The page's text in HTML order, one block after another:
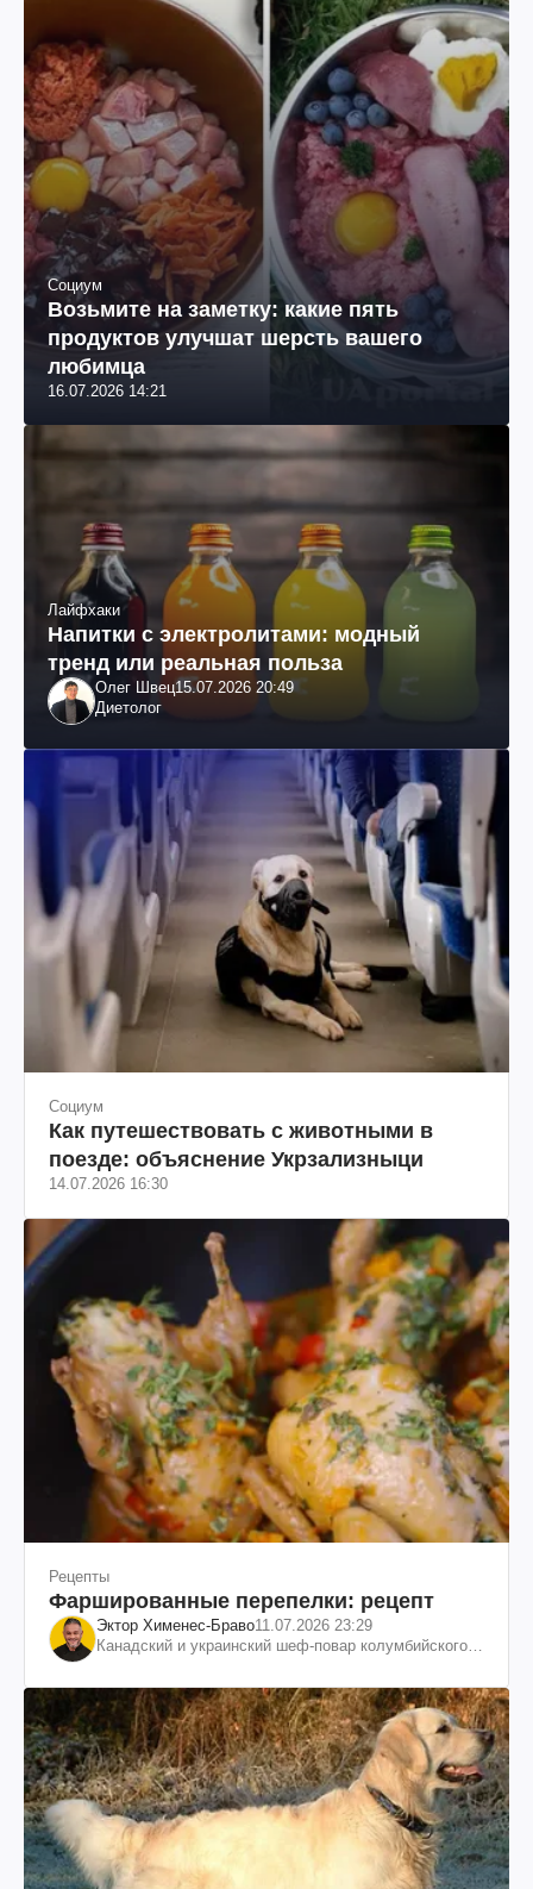
Социум
Возьмите на заметку: какие пять
продуктов улучшат шерсть вашего
любимца
16.07.2026 14:21
Лайфхаки
Напитки с электролитами: модный
тренд или реальная польза
Олег Швец15.07.2026 20:49
Диетолог
Социум
Как путешествовать с животными в
поезде: объяснение Укрзализныци
14.07.2026 16:30
Рецепты
Фаршированные перепелки: рецепт
Эктор Хименес-Браво11.07.2026 23:29
Канадский и украинский шеф-повар колумбийского